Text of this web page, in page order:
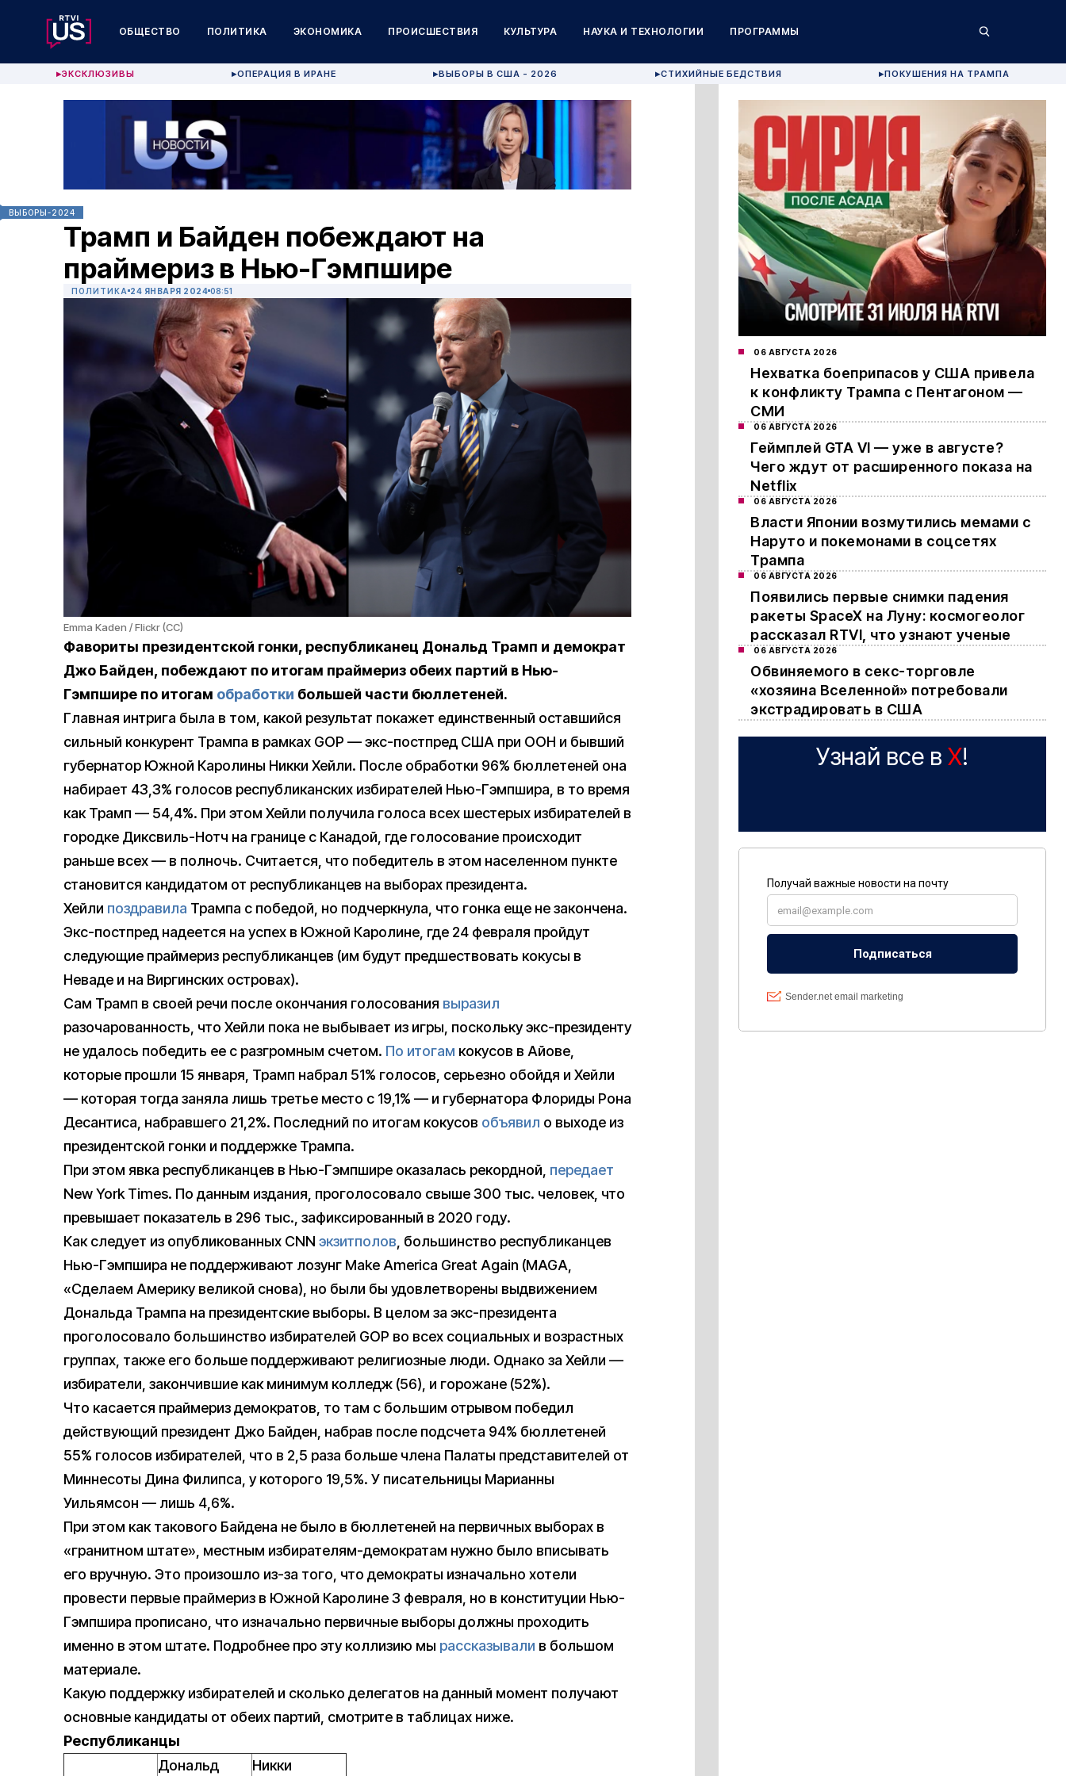
ОБЩЕСТВО ПОЛИТИКА ЭКОНОМИКА ПРОИСШЕСТВИЯ КУЛЬТУРА НАУКА И ТЕХНОЛОГИИ ПРОГРАММЫ
▶ЭКСКЛЮЗИВЫ ▶ОПЕРАЦИЯ В ИРАНЕ ▶ВЫБОРЫ В США - 2026 ▶СТИХИЙНЫЕ БЕДСТВИЯ ▶ПОКУШЕНИЯ НА ТРАМПА
ВЫБОРЫ-2024
Трамп и Байден побеждают на
праймериз в Нью-Гэмпшире
ПОЛИТИКА 24 ЯНВАРЯ 2024 08:51
Emma Kaden / Flickr (CC)
Фавориты президентской гонки, республиканец Дональд Трамп и демократ
Джо Байден, побеждают по итогам праймериз обеих партий в Нью-
Гэмпшире по итогам обработки большей части бюллетеней.
Главная интрига была в том, какой результат покажет единственный оставшийся
сильный конкурент Трампа в рамках GOP — экс-постпред США при ООН и бывший
губернатор Южной Каролины Никки Хейли. После обработки 96% бюллетеней она
набирает 43,3% голосов республиканских избирателей Нью-Гэмпшира, в то время
как Трамп — 54,4%. При этом Хейли получила голоса всех шестерых избирателей в
городке Диксвиль-Нотч на границе с Канадой, где голосование происходит
раньше всех — в полночь. Считается, что победитель в этом населенном пункте
становится кандидатом от республиканцев на выборах президента.
Хейли поздравила Трампа с победой, но подчеркнула, что гонка еще не закончена.
Экс-постпред надеется на успех в Южной Каролине, где 24 февраля пройдут
следующие праймериз республиканцев (им будут предшествовать кокусы в
Неваде и на Виргинских островах).
Сам Трамп в своей речи после окончания голосования выразил
разочарованность, что Хейли пока не выбывает из игры, поскольку экс-президенту
не удалось победить ее с разгромным счетом. По итогам кокусов в Айове,
которые прошли 15 января, Трамп набрал 51% голосов, серьезно обойдя и Хейли
— которая тогда заняла лишь третье место с 19,1% — и губернатора Флориды Рона
Десантиса, набравшего 21,2%. Последний по итогам кокусов объявил о выходе из
президентской гонки и поддержке Трампа.
При этом явка республиканцев в Нью-Гэмпшире оказалась рекордной, передает
New York Times. По данным издания, проголосовало свыше 300 тыс. человек, что
превышает показатель в 296 тыс., зафиксированный в 2020 году.
Как следует из опубликованных CNN экзитполов, большинство республиканцев
Нью-Гэмпшира не поддерживают лозунг Make America Great Again (MAGA,
«Сделаем Америку великой снова), но были бы удовлетворены выдвижением
Дональда Трампа на президентские выборы. В целом за экс-президента
проголосовало большинство избирателей GOP во всех социальных и возрастных
группах, также его больше поддерживают религиозные люди. Однако за Хейли —
избиратели, закончившие как минимум колледж (56), и горожане (52%).
Что касается праймериз демократов, то там с большим отрывом победил
действующий президент Джо Байден, набрав после подсчета 94% бюллетеней
55% голосов избирателей, что в 2,5 раза больше члена Палаты представителей от
Миннесоты Дина Филипса, у которого 19,5%. У писательницы Марианны
Уильямсон — лишь 4,6%.
При этом как такового Байдена не было в бюллетеней на первичных выборах в
«гранитном штате», местным избирателям-демократам нужно было вписывать
его вручную. Это произошло из-за того, что демократы изначально хотели
провести первые праймериз в Южной Каролине 3 февраля, но в конституции Нью-
Гэмпшира прописано, что изначально первичные выборы должны проходить
именно в этом штате. Подробнее про эту коллизию мы рассказывали в большом
материале.
Какую поддержку избирателей и сколько делегатов на данный момент получают
основные кандидаты от обеих партий, смотрите в таблицах ниже.
Республиканцы
Дональд
Никки
06 АВГУСТА 2026
Нехватка боеприпасов у США привела
к конфликту Трампа с Пентагоном —
СМИ
06 АВГУСТА 2026
Геймплей GTA VI — уже в августе?
Чего ждут от расширенного показа на
Netflix
06 АВГУСТА 2026
Власти Японии возмутились мемами с
Наруто и покемонами в соцсетях
Трампа
06 АВГУСТА 2026
Появились первые снимки падения
ракеты SpaceX на Луну: космогеолог
рассказал RTVI, что узнают ученые
06 АВГУСТА 2026
Обвиняемого в секс-торговле
«хозяина Вселенной» потребовали
экстрадировать в США
Узнай все в X!